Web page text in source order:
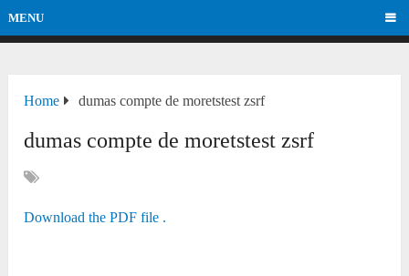
MENU
Home dumas compte de moretstest zsrf
dumas compte de moretstest zsrf
Download the PDF file .